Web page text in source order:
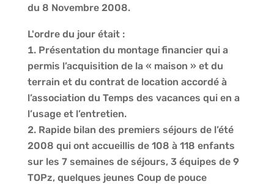
du 8 Novembre 2008.
L'ordre du jour était :
Présentation du montage financier qui a
permis l’acquisition de la « maison » et du
terrain et du contrat de location accordé à
l’association du Temps des vacances qui en a
l’usage et l’entretien.
Rapide bilan des premiers séjours de l’été
2008 qui ont accueillis de 108 à 118 enfants
sur les 7 semaines de séjours, 3 équipes de 9
TOPz, quelques jeunes Coup de pouce